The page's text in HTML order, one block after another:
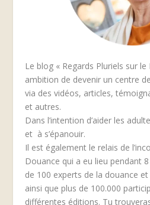
Le blog « Regards Pluriels sur
ambition de devenir un centre
via des vidéos, articles,
et autres.
Dans l’intention d’aider les
et à s’épanouir.
Il est également le relais de
Douance qui a eu lieu pendant
de 100 experts de la douance et
ainsi que plus de 100.000
différentes éditions. Tu